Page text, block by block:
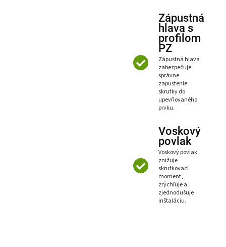
Zápustná
hlava s
profilom
PZ
Zápustná hlava
zabezpečuje
správne
zapustenie
skrutky do
upevňovaného
prvku.
Voskový
povlak
Voskový povlak
znižuje
skrutkovací
moment,
zrýchľuje a
zjednodušuje
inštaláciu.